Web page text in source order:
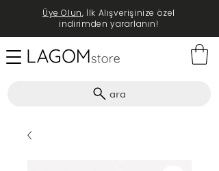
ara
Üye Olun, İlk Alışverişinize özel
indirimden yararlanın!